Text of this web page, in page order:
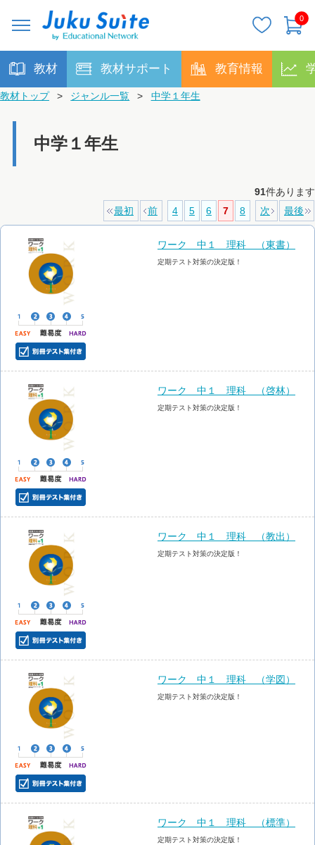
0
教材 教材サポート 教育情報
教材トップ > ジャンル一覧 > 中学１年生
中学１年生
91件あります
最初
前 4 5 6 7 8 次 最後
ワーク 中１ 理科 （東書）
定期テスト対策の決定版！
ワーク 中１ 理科 （啓林）
定期テスト対策の決定版！
ワーク 中１ 理科 （教出）
定期テスト対策の決定版！
ワーク 中１ 理科 （学図）
定期テスト対策の決定版！
ワーク 中１ 理科 （標準）
定期テスト対策の決定版！